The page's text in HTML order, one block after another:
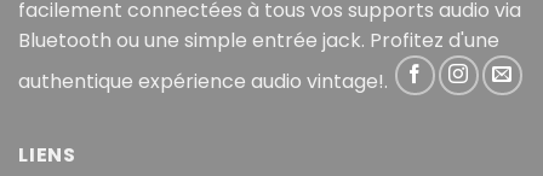
facilement connectées à tous vos supports audio via
Bluetooth ou une simple entrée jack. Profitez d'une
authentique expérience audio vintage!.
LIENS